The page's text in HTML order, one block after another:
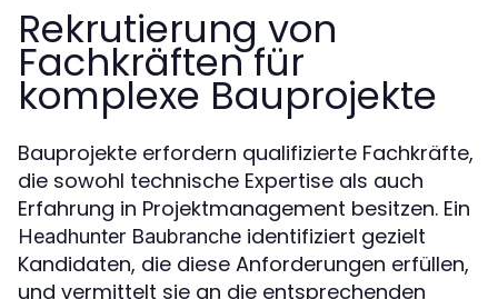
Rekrutierung von
Fachkräften für
komplexe Bauprojekte
Bauprojekte erfordern qualifizierte Fachkräfte,
die sowohl technische Expertise als auch
Erfahrung in Projektmanagement besitzen. Ein
Headhunter Baubranche identifiziert gezielt
Kandidaten, die diese Anforderungen erfüllen,
und vermittelt sie an die entsprechenden